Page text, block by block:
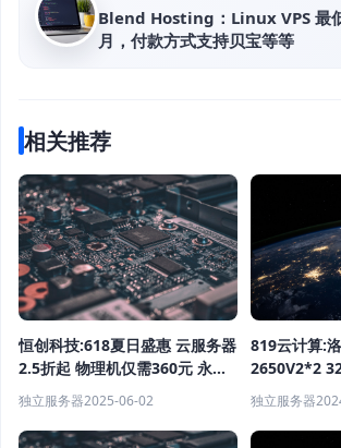
Blend Hosting：Linux VPS 最
月，付款方式支持贝宝等等
相关推荐
恒创科技:618夏日盛惠 云服务器
2.5折起 物理机仅需360元 永久
优惠折扣
独立服务器2025-06-02
819云计算:
2650V2*2
1265元/月（
独立服务器